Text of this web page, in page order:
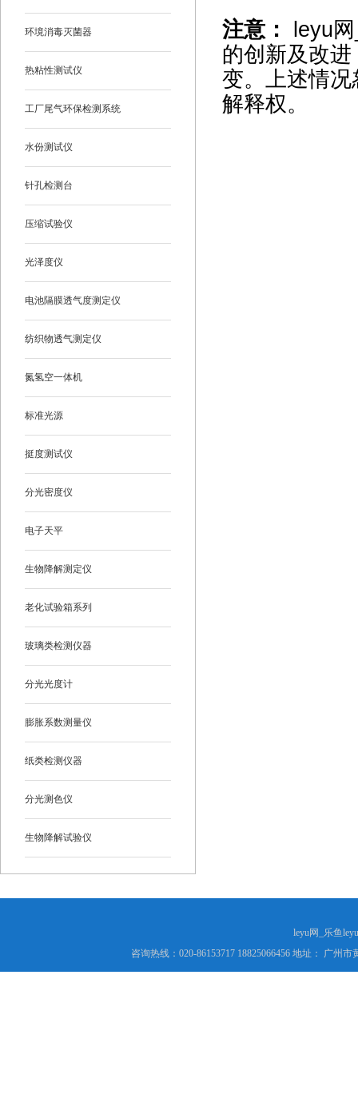
环境消毒灭菌器
热粘性测试仪
工厂尾气环保检测系统
水份测试仪
针孔检测台
压缩试验仪
光泽度仪
电池隔膜透气度测定仪
纺织物透气测定仪
氮氢空一体机
标准光源
挺度测试仪
分光密度仪
电子天平
生物降解测定仪
老化试验箱系列
玻璃类检测仪器
分光光度计
膨胀系数测量仪
纸类检测仪器
分光测色仪
生物降解试验仪
注意：
leyu
的创新及改
变。上述情
解释权。
leyu网_乐鱼
咨询热线：020-86153717 18825066456 地址： 广州